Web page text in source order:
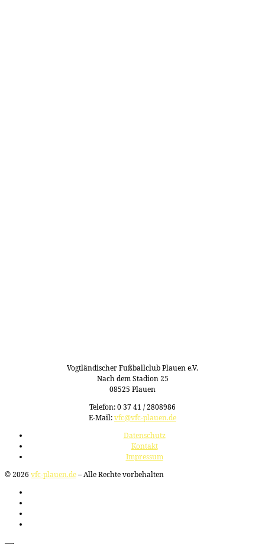
Vogtländischer Fußballclub Plauen e.V.
Nach dem Stadion 25
08525 Plauen
Telefon: 0 37 41 / 2808986
E-Mail:vfc@vfc-plauen.de
Datenschutz
Kontakt
Impressum
© 2026 vfc-plauen.de– Alle Rechte vorbehalten